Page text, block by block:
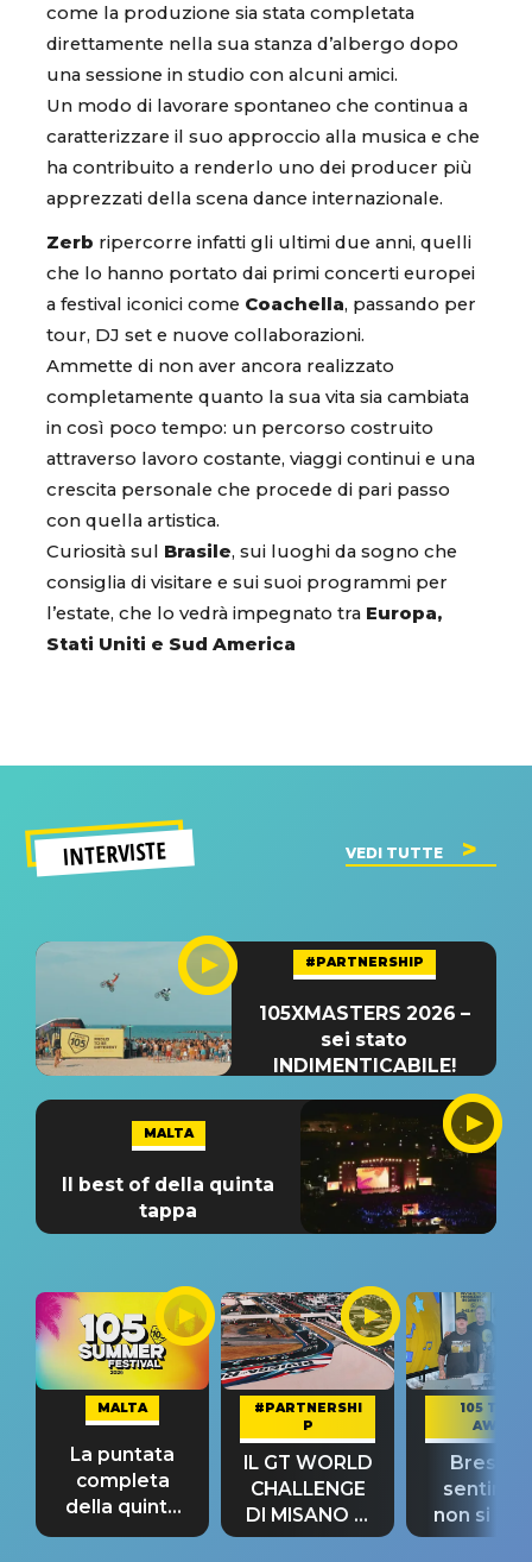
come la produzione sia stata completata
direttamente nella sua stanza d’albergo dopo
una sessione in studio con alcuni amici.
Un modo di lavorare spontaneo che continua a
caratterizzare il suo approccio alla musica e che
ha contribuito a renderlo uno dei producer più
apprezzati della scena dance internazionale.
Zerb ripercorre infatti gli ultimi due anni, quelli
che lo hanno portato dai primi concerti europei
a festival iconici come Coachella, passando per
tour, DJ set e nuove collaborazioni.
Ammette di non aver ancora realizzato
completamente quanto la sua vita sia cambiata
in così poco tempo: un percorso costruito
attraverso lavoro costante, viaggi continui e una
crescita personale che procede di pari passo
con quella artistica.
Curiosità sul Brasile, sui luoghi da sogno che
consiglia di visitare e sui suoi programmi per
l’estate, che lo vedrà impegnato tra Europa,
Stati Uniti e Sud America
INTERVISTE VEDI TUTTE
#PARTNERSHIP
105XMASTERS 2026 –
sei stato
INDIMENTICABILE!
MALTA
Il best of della quinta
tappa
MALTA
La puntata
completa
della quinta
tappa
#PARTNERSHI
P
IL GT WORLD
CHALLENGE
DI MISANO si
riconferma
105 TAKE
AWAY
Bresh:
non si
fino alla